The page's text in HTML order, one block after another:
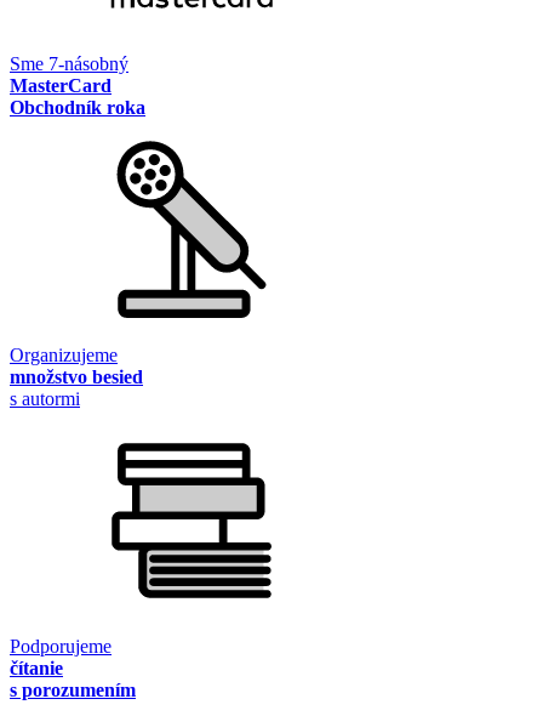
Sme 7-násobný
MasterCard
Obchodník roka
Organizujeme
množstvo besied
s autormi
Podporujeme
čítanie
s porozumením